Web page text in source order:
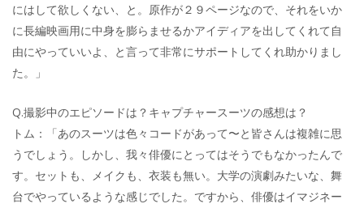
にはして欲しくない、と。原作が２９ページなので、それをいか
に長編映画用に中身を膨らませるかアイディアを出してくれて自
由にやっていいよ、と言って非常にサポートしてくれ助かりまし
た。」
Q.撮影中のエピソードは？キャプチャースーツの感想は？
トム：「あのスーツは色々コードがあって〜と皆さんは複雑に思
うでしょう。しかし、我々俳優にとってはそうでもなかったんで
す。セットも、メイクも、衣装も無い。大学の演劇みたいな、舞
台でやっているような感じでした。ですから、俳優はイマジネー